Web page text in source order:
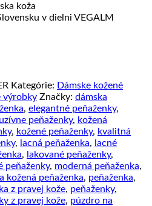
koža
v dielni VEGALM
Kategórie: Dámske kožené
výrobky Značky: dámska
, elegantné peňaženky,
peňaženky, kožená
, kožené peňaženky, kvalitná
, lacná peňaženka, lacné
, lakované peňaženky,
peňaženky, moderná peňaženka,
kožená peňaženka, peňaženka,
z pravej kože, peňaženky,
z pravej kože, púzdro na